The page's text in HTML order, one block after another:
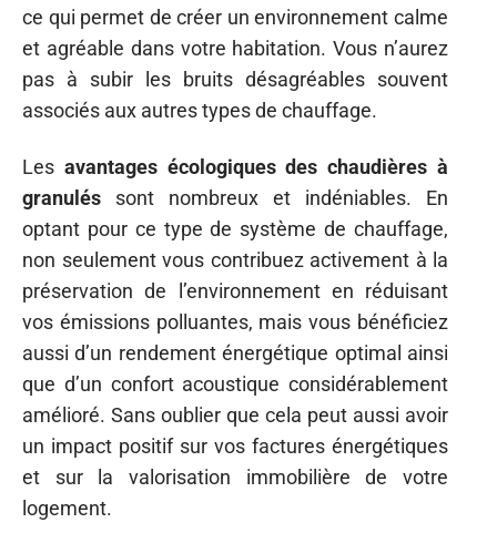
ce qui permet de créer un environnement calme
et agréable dans votre habitation. Vous n’aurez
pas à subir les bruits désagréables souvent
associés aux autres types de chauffage.
Les avantages écologiques des chaudières à
granulés sont nombreux et indéniables. En
optant pour ce type de système de chauffage,
non seulement vous contribuez activement à la
préservation de l’environnement en réduisant
vos émissions polluantes, mais vous bénéficiez
aussi d’un rendement énergétique optimal ainsi
que d’un confort acoustique considérablement
amélioré. Sans oublier que cela peut aussi avoir
un impact positif sur vos factures énergétiques
et sur la valorisation immobilière de votre
logement.